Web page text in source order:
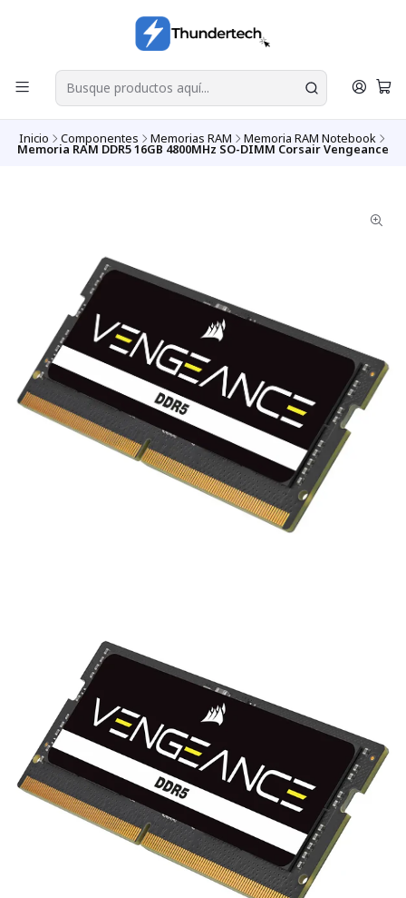
Inicio Componentes Memorias RAM Memoria RAM Notebook
Memoria RAM DDR5 16GB 4800MHz SO-DIMM Corsair Vengeance